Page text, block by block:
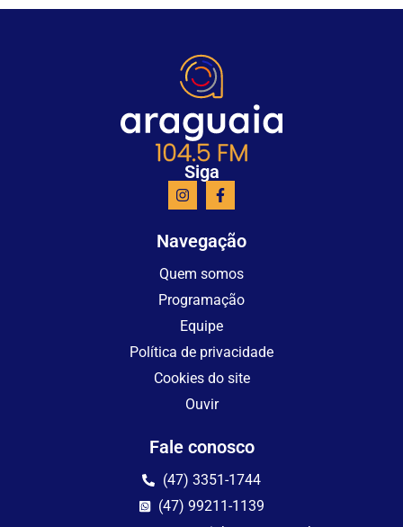
Siga
Navegação
Quem somos
Programação
Equipe
Política de privacidade
Cookies do site
Ouvir
Fale conosco
(47) 3351-1744
(47) 99211-1139